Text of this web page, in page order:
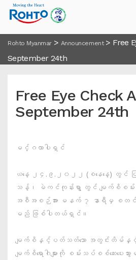
Rohto Myanmar> Announcement> Free
September 24th
Free Eye Check
September 24th
မင်္ဂလာပါရှင်
ယနေ့ ၂၄.၉.၂၀၂၂ (စနေနေ့) တွင် ပ
သန့်၊ မဲကင်ကုန်းရွာ တွင် မျက်စိစမ်းသ
အစီအစဉ်အား မနက် ၇ နာရီမှ စတင်ကာ
မည် ဖြစ်ပါတယ်ရှင်။
မျက်စိနှင့်ပတ်သတ်သော အတွင်းတိမ်နှင့်
မျက်စိရောဂါများကို စမ်းသပ်စစ်ဆေးပေ